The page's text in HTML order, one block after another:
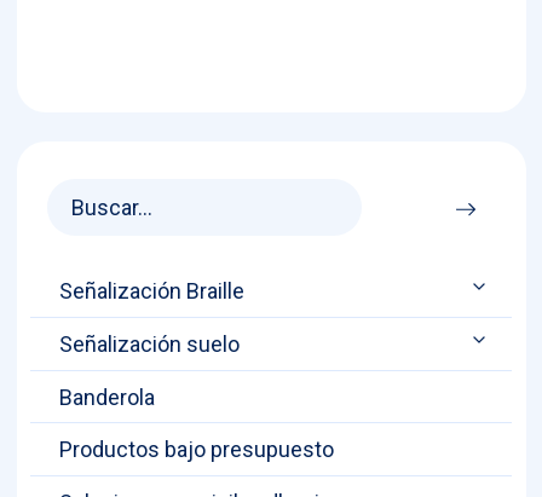
Señalización Braille
Señalización suelo
Banderola
Productos bajo presupuesto